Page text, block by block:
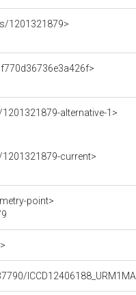
1201321879>
alternative-1>
current>
point>